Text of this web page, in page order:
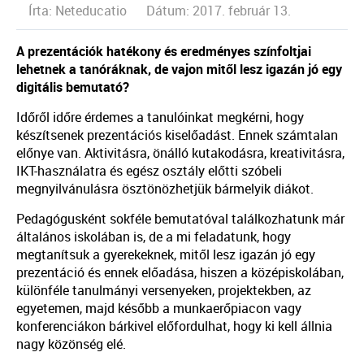
Írta: Neteducatio Dátum: 2017. február 13.
A prezentációk hatékony és eredményes színfoltjai
lehetnek a tanóráknak, de vajon mitől lesz igazán jó egy
digitális bemutató?
Időről időre érdemes a tanulóinkat megkérni, hogy
készítsenek prezentációs kiselőadást. Ennek számtalan
előnye van. Aktivitásra, önálló kutakodásra, kreativitásra,
IKT-használatra és egész osztály előtti szóbeli
megnyilvánulásra ösztönözhetjük bármelyik diákot.
Pedagógusként sokféle bemutatóval találkozhatunk már
általános iskolában is, de a mi feladatunk, hogy
megtanítsuk a gyerekeknek, mitől lesz igazán jó egy
prezentáció és ennek előadása, hiszen a középiskolában,
különféle tanulmányi versenyeken, projektekben, az
egyetemen, majd később a munkaerőpiacon vagy
konferenciákon bárkivel előfordulhat, hogy ki kell állnia
nagy közönség elé.